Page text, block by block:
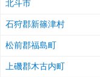
北斗市
石狩郡新篠津村
松前郡福島町
上磯郡木古内町